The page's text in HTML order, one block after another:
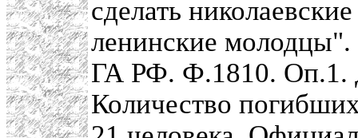
сделать
ленинские молодцы".
ГА РФ. Ф.1810. Оп.1.
Количество